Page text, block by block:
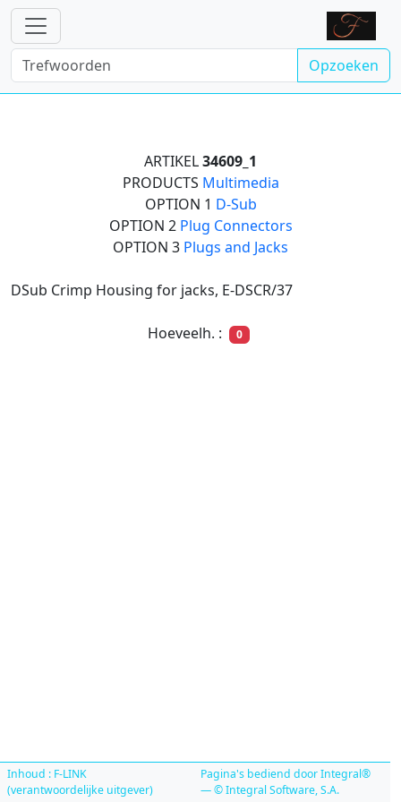
Opzoeken
ARTIKEL34609_1
PRODUCTS Multimedia
OPTION 1 D-Sub
OPTION 2 Plug Connectors
OPTION 3 Plugs and Jacks
DSub Crimp Housing for jacks, E-DSCR/37
Hoeveelh. : 0
Inhoud : F-LINK
(verantwoordelijke uitgever)
Pagina's bediend door Integral®
— © Integral Software, S.A.